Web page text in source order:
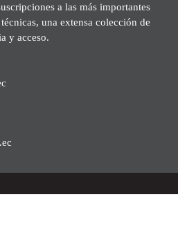
a las más importantes
una extensa colección de
y acceso.